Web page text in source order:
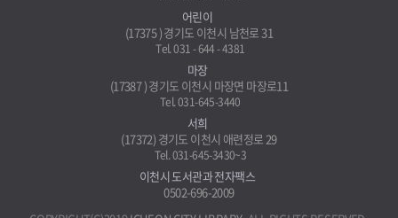
어린이
(17375 ) 경기도 이천시 남천로 31
Tel. 031 - 644 - 4381
마장
(17387 ) 경기도 이천시 마장면 마장로11
Tel. 031-645-3440
서희
(17372) 경기도 이천시 애련정로 29
Tel. 031-645-3430~3
이천시 도서관과 전자팩스
0502-696-2009